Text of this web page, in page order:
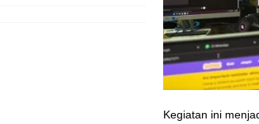
Kegiatan ini